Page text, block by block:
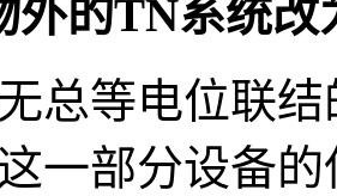
外的TN系统
总等电位联
一部分设备